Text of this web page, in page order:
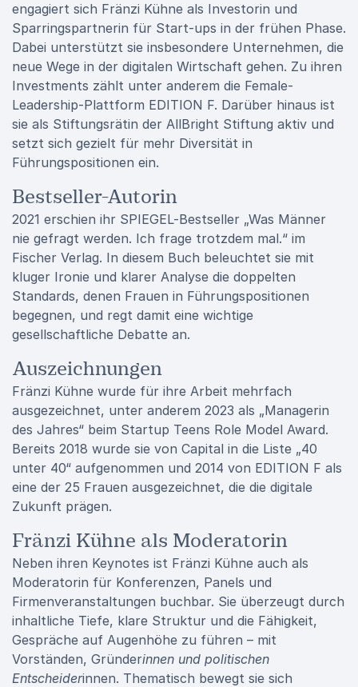
engagiert sich Fränzi Kühne als Investorin und
Sparringspartnerin für Start-ups in der frühen Phase.
Dabei unterstützt sie insbesondere Unternehmen, die
neue Wege in der digitalen Wirtschaft gehen. Zu ihren
Investments zählt unter anderem die Female-
Leadership-Plattform EDITION F. Darüber hinaus ist
sie als Stiftungsrätin der AllBright Stiftung aktiv und
setzt sich gezielt für mehr Diversität in
Führungspositionen ein.
Bestseller-Autorin
2021 erschien ihr SPIEGEL-Bestseller „Was Männer
nie gefragt werden. Ich frage trotzdem mal.“ im
Fischer Verlag. In diesem Buch beleuchtet sie mit
kluger Ironie und klarer Analyse die doppelten
Standards, denen Frauen in Führungspositionen
begegnen, und regt damit eine wichtige
gesellschaftliche Debatte an.
Auszeichnungen
Fränzi Kühne wurde für ihre Arbeit mehrfach
ausgezeichnet, unter anderem 2023 als „Managerin
des Jahres“ beim Startup Teens Role Model Award.
Bereits 2018 wurde sie von Capital in die Liste „40
unter 40“ aufgenommen und 2014 von EDITION F als
eine der 25 Frauen ausgezeichnet, die die digitale
Zukunft prägen.
Fränzi Kühne als Moderatorin
Neben ihren Keynotes ist Fränzi Kühne auch als
Moderatorin für Konferenzen, Panels und
Firmenveranstaltungen buchbar. Sie überzeugt durch
inhaltliche Tiefe, klare Struktur und die Fähigkeit,
Gespräche auf Augenhöhe zu führen – mit
Vorständen, Gründerinnen und politischen
Entscheiderinnen. Thematisch bewegt sie sich